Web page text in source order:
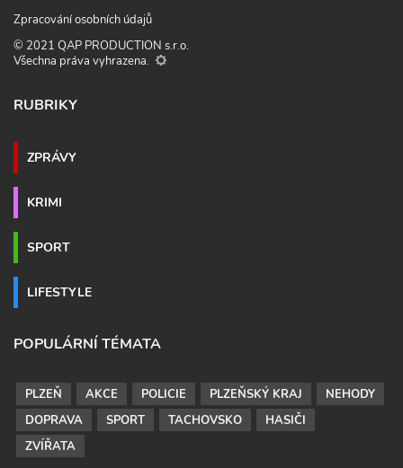
Zpracování osobních údajů
© 2021 QAP PRODUCTION s.r.o.
Všechna práva vyhrazena.
RUBRIKY
ZPRÁVY
KRIMI
SPORT
LIFESTYLE
POPULÁRNÍ TÉMATA
PLZEŇ AKCE POLICIE PLZEŇSKÝ KRAJ
NEHODY
DOPRAVA
SPORT TACHOVSKO
HASIČI
ZVÍŘATA